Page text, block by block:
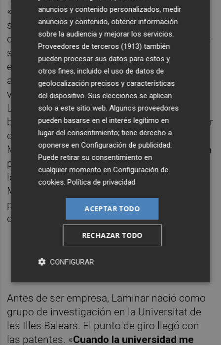
«Surgió algo interesante, lo desarrollamos, y
seguimos aquí, en camino de poner a
disposición de los pacientes algo que puede
salvar vidas y devolver todo el esfuerzo
económico de los inversores en dos o tres
años», anhela Escribá, que atiende a
vía teleconferencia desde su despacho de
Laminar Pharmaceuticals, la empresa
biotecnológica que dirige en el Parque Balear
de Innovación Tecnológica, y con filial en
Massachusetts, donde cuece una revolución
para desarrollar medicamentos basada en
los lípidos: la meliterapia, acrónimo de
Membrane Lipid Therapy, una línea pionera
para combatir enfermedades con nuevas
dianas terapéuticas.
Plazaal completo en su
dispositivo
Antes de ser empresa, Laminar nació como
grupo de investigación en la Universitat de
les Illes Balears. El punto de giro llegó con
las patentes. «Cuando la universidad me
anuncios y contenido personalizados, medir
anuncios y contenido, obtener información
sobre la audiencia y mejorar los servicios.
Proveedores de terceros (1913) también
pueden procesar sus datos para estos y
otros fines, incluido el uso de datos de
geolocalización precisos y características
del dispositivo. Sus elecciones se aplican
solo a este sitio web. Algunos proveedores
pueden basarse en el interés legítimo en
lugar del consentimiento; tiene derecho a
oponerse enConfiguración de publicidad.
Puede retirar su consentimiento en
cualquier momento enConfiguración de
cookies.Política de privacidad
ACEPTAR TODO
RECHAZAR TODO
CONFIGURAR